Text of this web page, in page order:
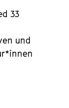
33
und